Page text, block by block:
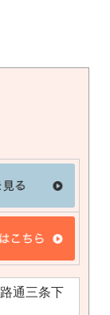
通三条下